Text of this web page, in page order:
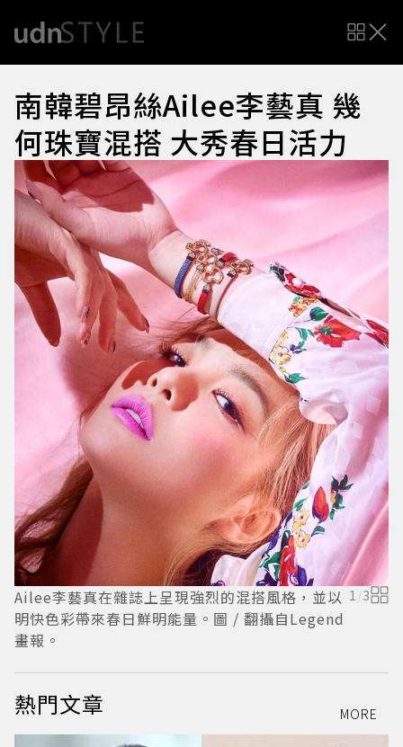
南韓碧昂絲Ailee李藝真 幾
何珠寶混搭 大秀春日活力
Ailee李藝真在雜誌上呈現強烈的混搭風格，並以
明快色彩帶來春日鮮明能量。圖 / 翻攝自Legend
畫報。
1 /3
熱門文章 MORE